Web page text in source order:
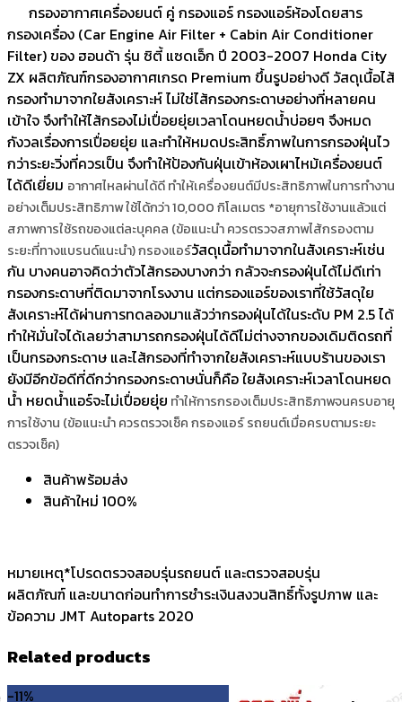
กรองอากาศเครื่องยนต์ คู่ กรองแอร์ กรองแอร์ห้องโดยสาร
กรองเครื่อง (Car Engine Air Filter + Cabin Air Conditioner
Filter) ของ ฮอนด้า รุ่น ซิตี้ แซดเอ็ก ปี 2003-2007 Honda City
ZX ผลิตภัณฑ์กรองอากาศเกรด Premium ขึ้นรูปอย่างดี วัสดุเนื้อไส้
กรองทำมาจากใยสังเคราะห์ ไม่ใช่ไส้กรองกระดาษอย่างที่หลายคน
เข้าใจ จึงทำให้ไส้กรองไม่เปื่อยยุ่ยเวลาโดนหยดน้ำบ่อยๆ จึงหมด
กังวลเรื่องการเปื่อยยุ่ย และทำให้หมดประสิทธิ์ภาพในการกรองฝุ่นไว
กว่าระยะวิ่งที่ควรเป็น จึงทำให้ป้องกันฝุ่นเข้าห้องเผาไหม้เครื่องยนต์
ได้ดีเยี่ยม อากาศไหลผ่านได้ดี ทำให้เครื่องยนต์มีประสิทธิภาพในการทำงาน
อย่างเต็มประสิทธิภาพใช้ได้กว่า 10,000 กิโลเมตร *อายุการใช้งานแล้วแต่
สภาพการใช้รถของแต่ละบุคคล (ข้อแนะนำ ควรตรวจสภาพไส้กรองตาม
ระยะที่ทางแบรนด์แนะนำ) กรองแอร์วัสดุเนื้อทำมาจากในสังเคราะห์เช่น
กัน บางคนอาจคิดว่าตัวไส้กรองบางกว่า กลัวจะกรองฝุ่นได้ไม่ดีเท่า
กรองกระดาษที่ติดมาจากโรงงาน แต่กรองแอร์ของเราที่ใช้วัสดุใย
สังเคราะห์ได้ผ่านการทดลองมาแล้วว่ากรองฝุ่นได้ในระดับ PM 2.5 ได้
ทำให้มั่นใจได้เลยว่าสามารถกรองฝุ่นได้ดีไม่ต่างจากของเดิมติดรถที่
เป็นกรองกระดาษ และไส้กรองที่ทำจากใยสังเคราะห์แบบร้านของเรา
ยังมีอีกข้อดีที่ดีกว่ากรองกระดาษนั่นก็คือ ใยสังเคราะห์เวลาโดนหยด
น้ำ หยดน้ำแอร์จะไม่เปื่อยยุ่ย ทำให้การกรองเต็มประสิทธิภาพจนครบอายุ
การใช้งาน (ข้อแนะนำ ควรตรวจเช็ค กรองแอร์ รถยนต์เมื่อครบตามระยะ
ตรวจเช็ค)
สินค้าพร้อมส่ง
สินค้าใหม่ 100%
หมายเหตุ*โปรดตรวจสอบรุ่นรถยนต์ และตรวจสอบรุ่น
ผลิตภัณฑ์ และขนาดก่อนทำการชำระเงินสงวนสิทธิ์ทั้งรูปภาพ และ
ข้อความ JMT Autoparts 2020
Related products
-11%